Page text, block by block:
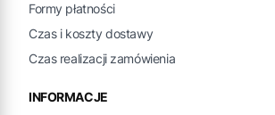
Formy płatności
Czas i koszty dostawy
Czas realizacji zamówienia
INFORMACJE